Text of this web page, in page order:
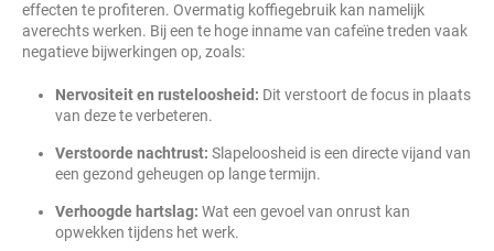
effecten te profiteren. Overmatig koffiegebruik kan namelijk
averechts werken. Bij een te hoge inname van cafeïne treden vaak
negatieve bijwerkingen op, zoals:
Nervositeit en rusteloosheid: Dit verstoort de focus in plaats
van deze te verbeteren.
Verstoorde nachtrust: Slapeloosheid is een directe vijand van
een gezond geheugen op lange termijn.
Verhoogde hartslag: Wat een gevoel van onrust kan
opwekken tijdens het werk.